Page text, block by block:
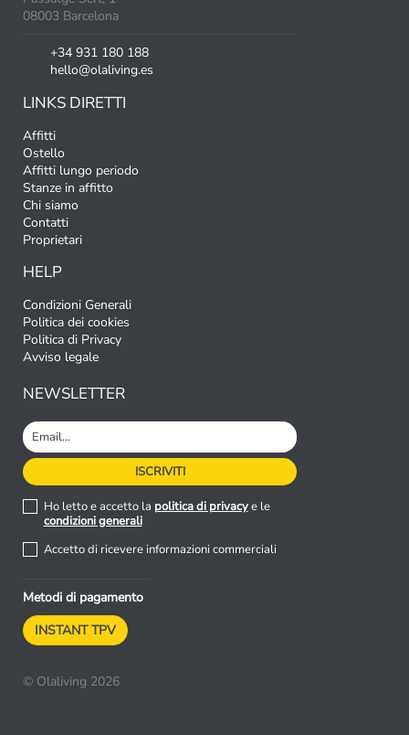
08003 Barcelona
+34 931 180 188
hello@olaliving.es
LINKS DIRETTI
Affitti
Ostello
Affitti lungo periodo
Stanze in affitto
Chi siamo
Contatti
Proprietari
HELP
Condizioni Generali
Politica dei cookies
Politica di Privacy
Avviso legale
NEWSLETTER
Ho letto e accetto la politica di privacye le
condizioni generali
Accetto di ricevere informazioni commerciali
Metodi di pagamento
INSTANT TPV
© Olaliving 2026